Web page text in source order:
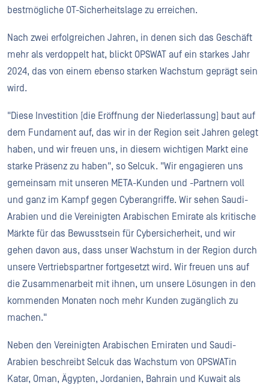
bestmögliche OT-Sicherheitslage zu erreichen.
Nach zwei erfolgreichen Jahren, in denen sich das Geschäft
mehr als verdoppelt hat, blickt OPSWAT auf ein starkes Jahr
2024, das von einem ebenso starken Wachstum geprägt sein
wird.
"Diese Investition [die Eröffnung der Niederlassung] baut auf
dem Fundament auf, das wir in der Region seit Jahren gelegt
haben, und wir freuen uns, in diesem wichtigen Markt eine
starke Präsenz zu haben", so Selcuk. "Wir engagieren uns
gemeinsam mit unseren META-Kunden und -Partnern voll
und ganz im Kampf gegen Cyberangriffe. Wir sehen Saudi-
Arabien und die Vereinigten Arabischen Emirate als kritische
Märkte für das Bewusstsein für Cybersicherheit, und wir
gehen davon aus, dass unser Wachstum in der Region durch
unsere Vertriebspartner fortgesetzt wird. Wir freuen uns auf
die Zusammenarbeit mit ihnen, um unsere Lösungen in den
kommenden Monaten noch mehr Kunden zugänglich zu
machen."
Neben den Vereinigten Arabischen Emiraten und Saudi-
Arabien beschreibt Selcuk das Wachstum von OPSWATin
Katar, Oman, Ägypten, Jordanien, Bahrain und Kuwait als